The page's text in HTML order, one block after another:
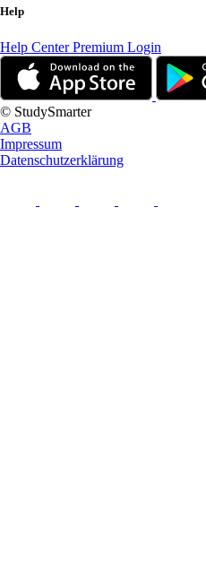
Help
Help CenterPremium Login
© StudySmarter
AGB
Impressum
Datenschutzerklärung